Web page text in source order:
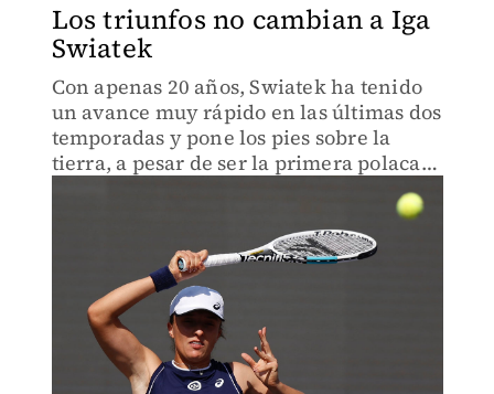
Los triunfos no cambian a Iga
Swiatek
Con apenas 20 años, Swiatek ha tenido
un avance muy rápido en las últimas dos
temporadas y pone los pies sobre la
tierra, a pesar de ser la primera polaca
con un Grand Slam tras ganar Roland